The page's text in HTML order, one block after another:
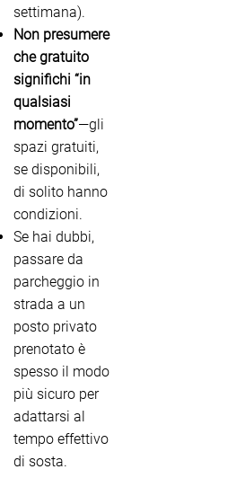
settimana).
Non presumere
che gratuito
significhi “in
qualsiasi
momento”—gli
spazi gratuiti,
se disponibili,
di solito hanno
condizioni.
Se hai dubbi,
passare da
parcheggio in
strada a un
posto privato
prenotato è
spesso il modo
più sicuro per
adattarsi al
tempo effettivo
di sosta.